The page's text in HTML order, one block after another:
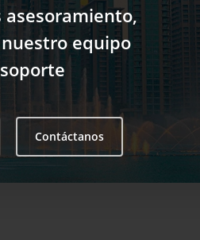
asesoramiento,
equipo
Contáctanos